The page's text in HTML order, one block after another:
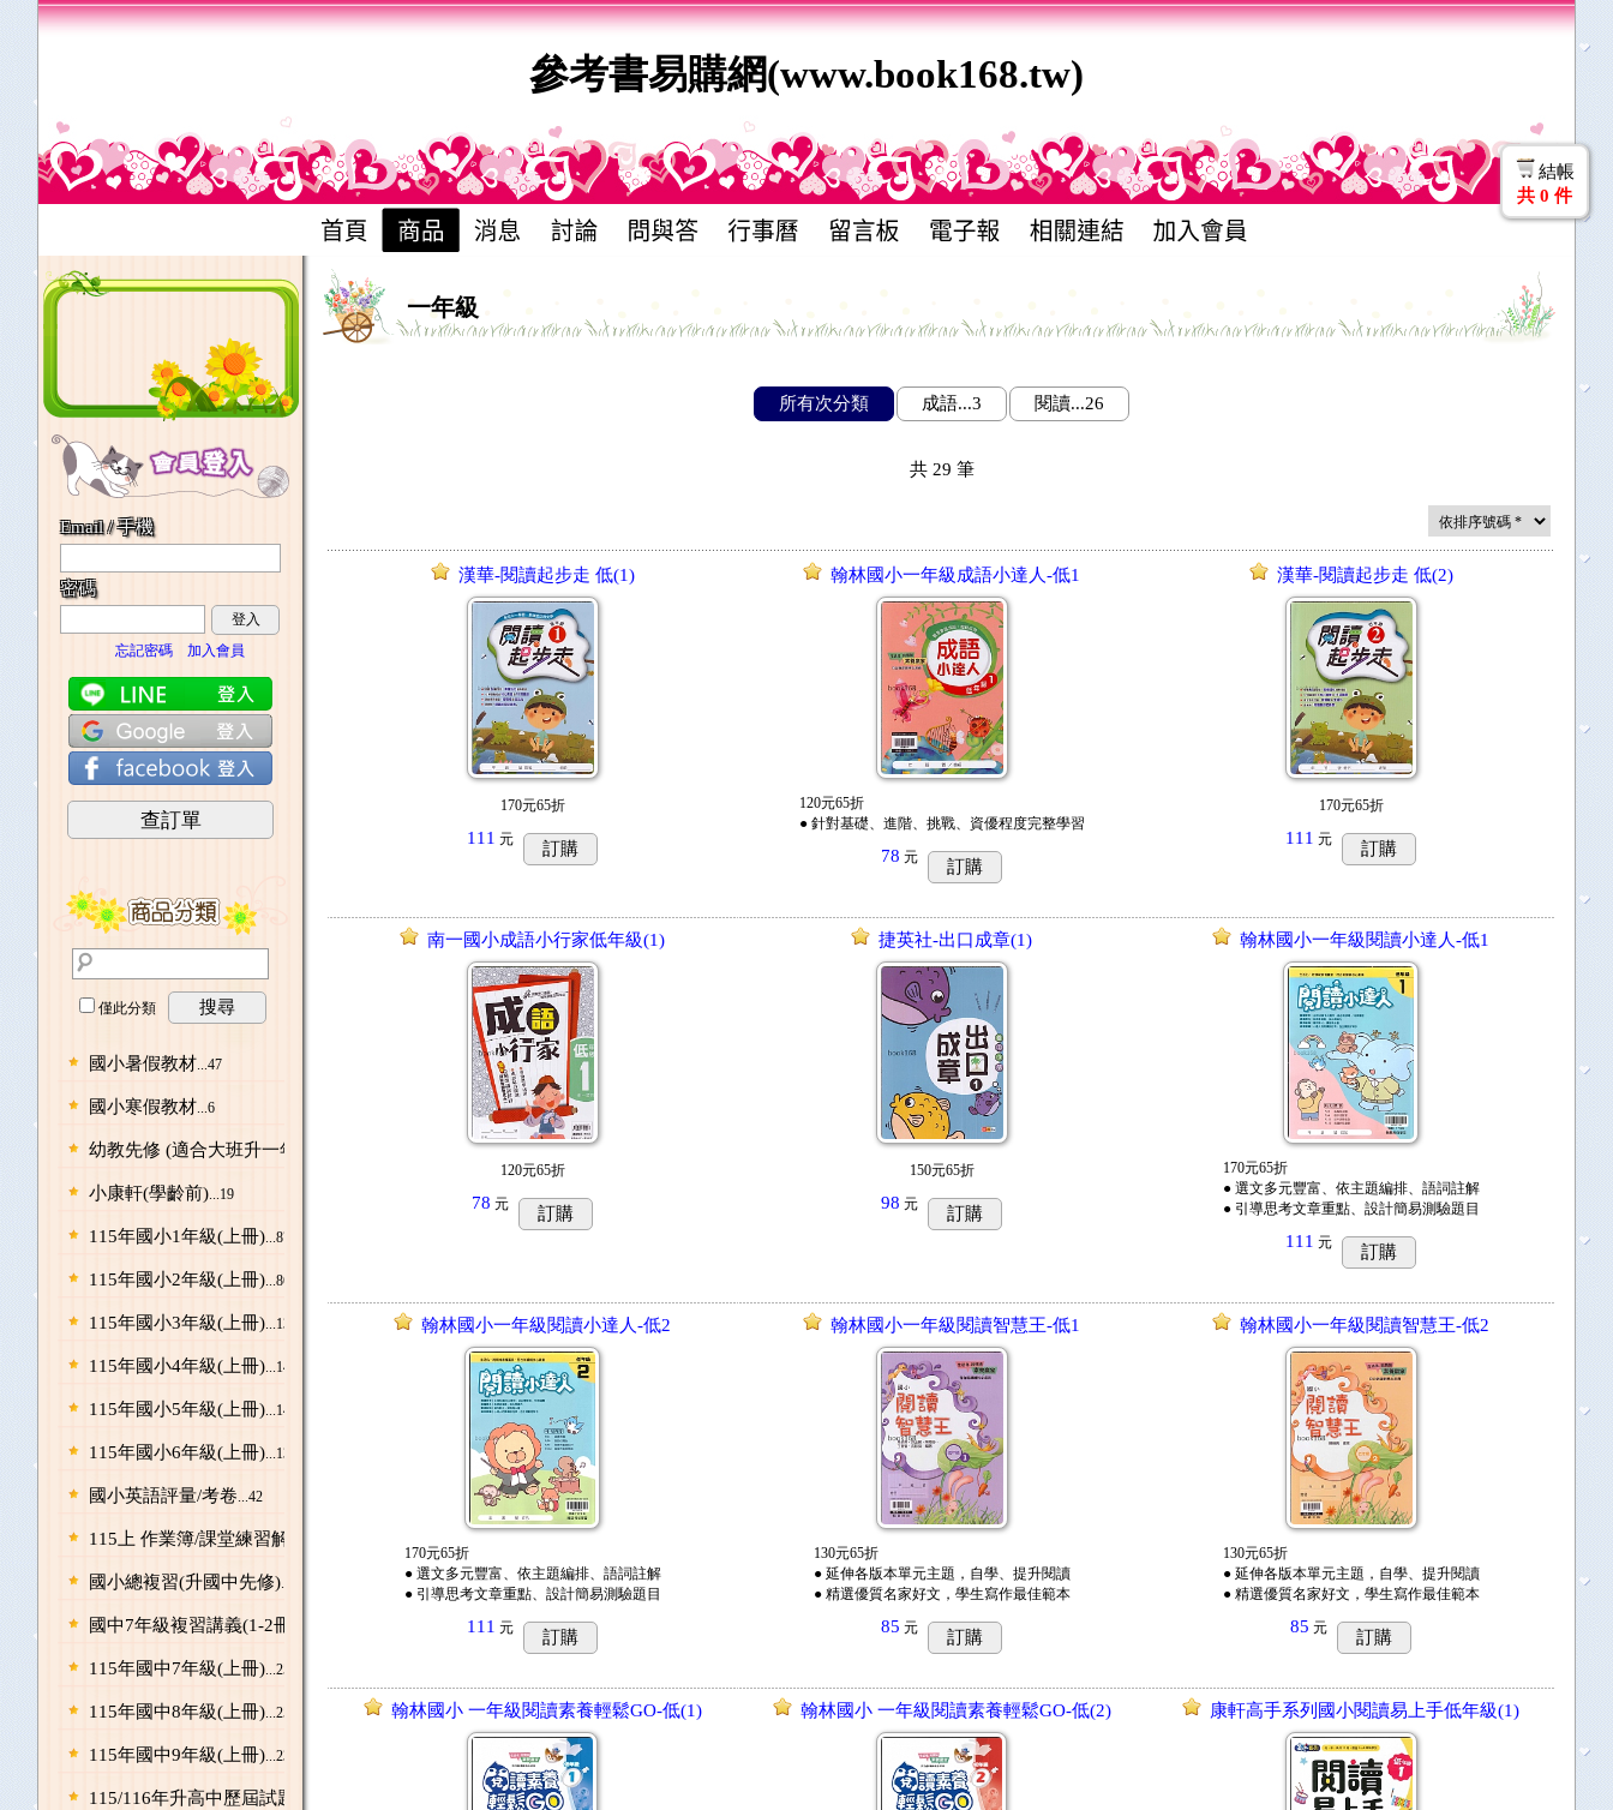
結帳
共 0 件
參考書易購網(www.book168.tw)
Email / 手機
密碼
登入
忘記密碼
加入會員
查訂單
僅此分類 搜尋
國小暑假教材 ...47
國小寒假教材 ...6
幼教先修 (適合大班升一年級)
小康軒(學齡前) ...19
115年國小1年級(上冊) ...87
115年國小2年級(上冊) ...86
115年國小3年級(上冊) ...137
115年國小4年級(上冊) ...143
115年國小5年級(上冊) ...143
115年國小6年級(上冊) ...139
國小英語評量/考卷 ...42
115上 作業簿/課堂練習解答本
國小總複習(升國中先修)
國中7年級複習講義(1-2冊)/升8年級先修
115年國中7年級(上冊) ...250
115年國中8年級(上冊) ...253
115年國中9年級(上冊) ...234
115/116年升高中歷屆試題
一年級
所有次分類 成語...3 閱讀...26
共29 筆
漢華-閱讀起步走 低(1)
170元65折
111 元 訂購
翰林國小一年級成語小達人-低1
120元65折
● 針對基礎、進階、挑戰、資優程度完整學習
78 元 訂購
漢華-閱讀起步走 低(2)
170元65折
111 元 訂購
南一國小成語小行家低年級(1)
120元65折
78 元 訂購
捷英社-出口成章(1)
150元65折
98 元 訂購
翰林國小一年級閱讀小達人-低1
170元65折
● 選文多元豐富、依主題編排、語詞註解
● 引導思考文章重點、設計簡易測驗題目
111 元 訂購
翰林國小一年級閱讀小達人-低2
170元65折
● 選文多元豐富、依主題編排、語詞註解
● 引導思考文章重點、設計簡易測驗題目
111 元 訂購
翰林國小一年級閱讀智慧王-低1
130元65折
● 延伸各版本單元主題，自學、提升閱讀
● 精選優質名家好文，學生寫作最佳範本
85 元 訂購
翰林國小一年級閱讀智慧王-低2
130元65折
● 延伸各版本單元主題，自學、提升閱讀
● 精選優質名家好文，學生寫作最佳範本
85 元 訂購
翰林國小 一年級閱讀素養輕鬆GO-低(1) 翰林國小 一年級閱讀素養輕鬆GO-低(2) 康軒高手系列國小閱讀易上手低年級(1)